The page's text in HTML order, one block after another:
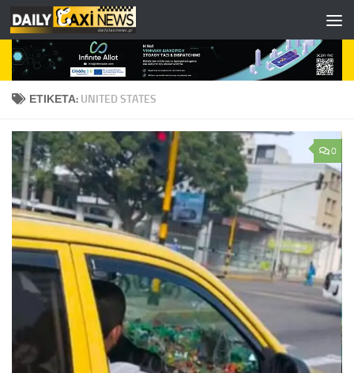
Skip to content
ΕΤΙΚΈΤΑ: UNITED STATES
0